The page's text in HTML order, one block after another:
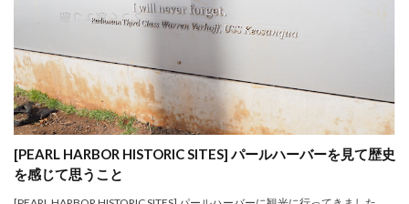
[PEARL HARBOR HISTORIC SITES] パールハーバーを見て歴史
を感じて思うこと